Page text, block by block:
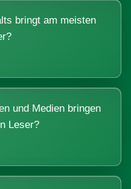
bringt am meisten
und Medien bringen
Leser?